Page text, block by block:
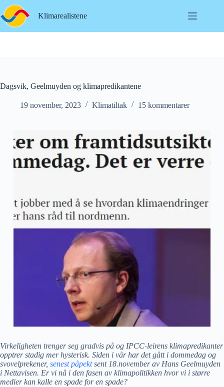
Hopp
til
innholdet
Klimarealistene
Dagsvik, Geelmuyden og klimapredikantene
19 november, 2023 Klimatiltak 15 kommentarer
Virkeligheten trenger seg gradvis på og IPCC-leirens klimapredikanter
opptrer stadig mer hysterisk. Siden i vår har det gått i dommedag og
svovelprekener, senest påpektsent 18.november av Hans Geelmuyden
i Nettavisen. Er vi nå i den fasen av klimapolitikken hvor vi i større
medier kan kalle en spade for en spade?